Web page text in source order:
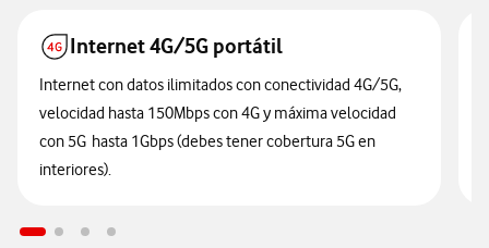
Internet 4G/5G portátil
Internet con datos ilimitados con conectividad 4G/5G,
velocidad hasta 150Mbps con 4G y máxima velocidad
con 5G hasta 1Gbps (debes tener cobertura 5G en
interiores).